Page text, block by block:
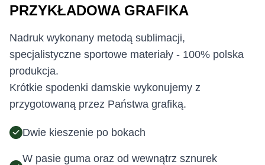
PRZYKŁADOWA GRAFIKA
Nadruk wykonany metodą sublimacji,
specjalistyczne sportowe materiały - 100% polska
produkcja.
Krótkie spodenki damskie wykonujemy z
przygotowaną przez Państwa grafiką.
Dwie kieszenie po bokach
W pasie guma oraz od wewnątrz sznurek